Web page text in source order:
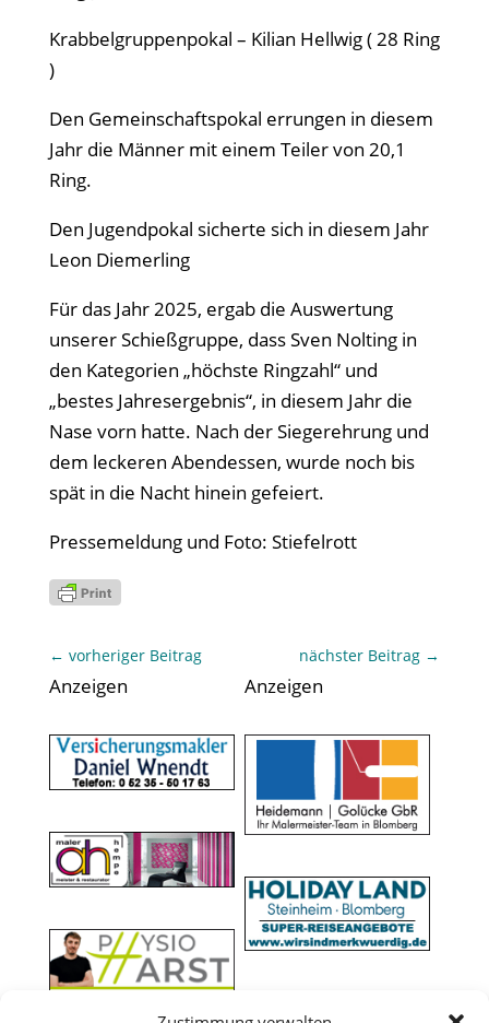
Krabbelgruppenpokal – Kilian Hellwig ( 28 Ring
)
Den Gemeinschaftspokal errungen in diesem
Jahr die Männer mit einem Teiler von 20,1
Ring.
Den Jugendpokal sicherte sich in diesem Jahr
Leon Diemerling
Für das Jahr 2025, ergab die Auswertung
unserer Schießgruppe, dass Sven Nolting in
den Kategorien „höchste Ringzahl“ und
„bestes Jahresergebnis“, in diesem Jahr die
Nase vorn hatte. Nach der Siegerehrung und
dem leckeren Abendessen, wurde noch bis
spät in die Nacht hinein gefeiert.
Pressemeldung und Foto: Stiefelrott
← vorheriger Beitrag nächster Beitrag →
Anzeigen Anzeigen